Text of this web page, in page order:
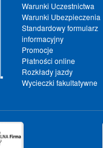
Warunki Uczestnictwa
Warunki Ubezpieczenia
Standardowy formularz
informacyjny
Promocje
Płatności online
Rozkłady jazdy
Wycieczki fakultatywne